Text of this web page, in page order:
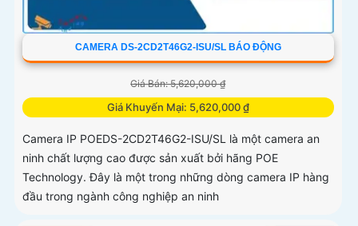
CAMERA DS-2CD2T46G2-ISU/SL BÁO ĐỘNG
Giá Bán: 5,620,000 ₫
Giá Khuyến Mại: 5,620,000 ₫
Camera IP POEDS-2CD2T46G2-ISU/SL là một camera an
ninh chất lượng cao được sản xuất bởi hãng POE
Technology. Đây là một trong những dòng camera IP hàng
đầu trong ngành công nghiệp an ninh